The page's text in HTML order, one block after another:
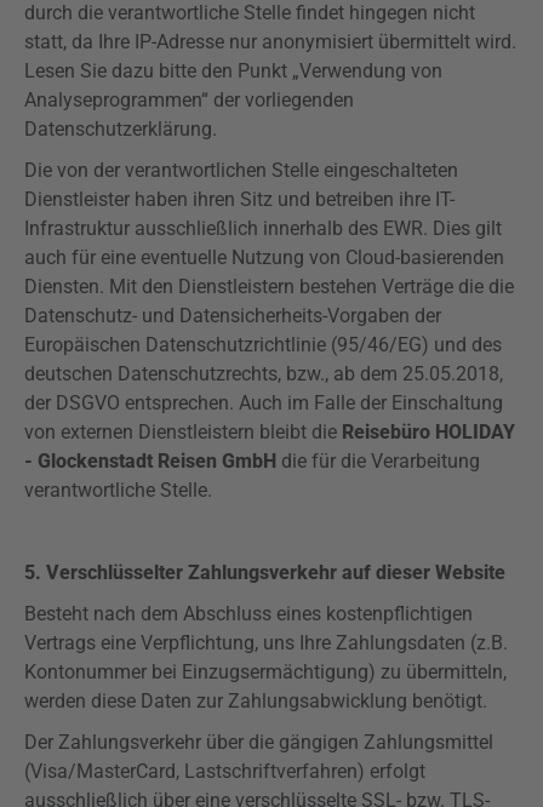
durch die verantwortliche Stelle findet hingegen nicht
statt, da Ihre IP-Adresse nur anonymisiert übermittelt wird.
Lesen Sie dazu bitte den Punkt „Verwendung von
Analyseprogrammen“ der vorliegenden
Datenschutzerklärung.
Die von der verantwortlichen Stelle eingeschalteten
Dienstleister haben ihren Sitz und betreiben ihre IT-
Infrastruktur ausschließlich innerhalb des EWR. Dies gilt
auch für eine eventuelle Nutzung von Cloud-basierenden
Diensten. Mit den Dienstleistern bestehen Verträge die die
Datenschutz- und Datensicherheits-Vorgaben der
Europäischen Datenschutzrichtlinie (95/46/EG) und des
deutschen Datenschutzrechts, bzw., ab dem 25.05.2018,
der DSGVO entsprechen. Auch im Falle der Einschaltung
von externen Dienstleistern bleibt die Reisebüro HOLIDAY
- Glockenstadt Reisen GmbH die für die Verarbeitung
verantwortliche Stelle.
5. Verschlüsselter Zahlungsverkehr auf dieser Website
Besteht nach dem Abschluss eines kostenpflichtigen
Vertrags eine Verpflichtung, uns Ihre Zahlungsdaten (z.B.
Kontonummer bei Einzugsermächtigung) zu übermitteln,
werden diese Daten zur Zahlungsabwicklung benötigt.
Der Zahlungsverkehr über die gängigen Zahlungsmittel
(Visa/MasterCard, Lastschriftverfahren) erfolgt
ausschließlich über eine verschlüsselte SSL- bzw. TLS-